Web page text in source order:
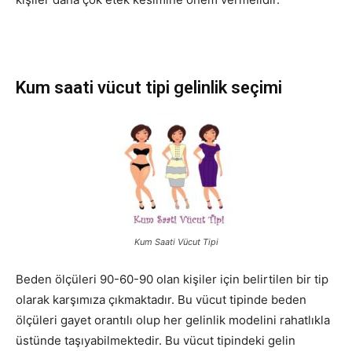
Kum saati vücut tipi gelinlik seçimi
Kum Saati Vücut Tipi
Beden ölçüleri 90-60-90 olan kişiler için belirtilen bir tip
olarak karşımıza çıkmaktadır. Bu vücut tipinde beden
ölçüleri gayet orantılı olup her gelinlik modelini rahatlıkla
üstünde taşıyabilmektedir. Bu vücut tipindeki gelin